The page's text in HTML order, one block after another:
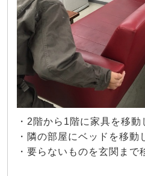
・2階から1階に家具を移動
・隣の部屋にベッドを移動
・要らないものを玄関まで